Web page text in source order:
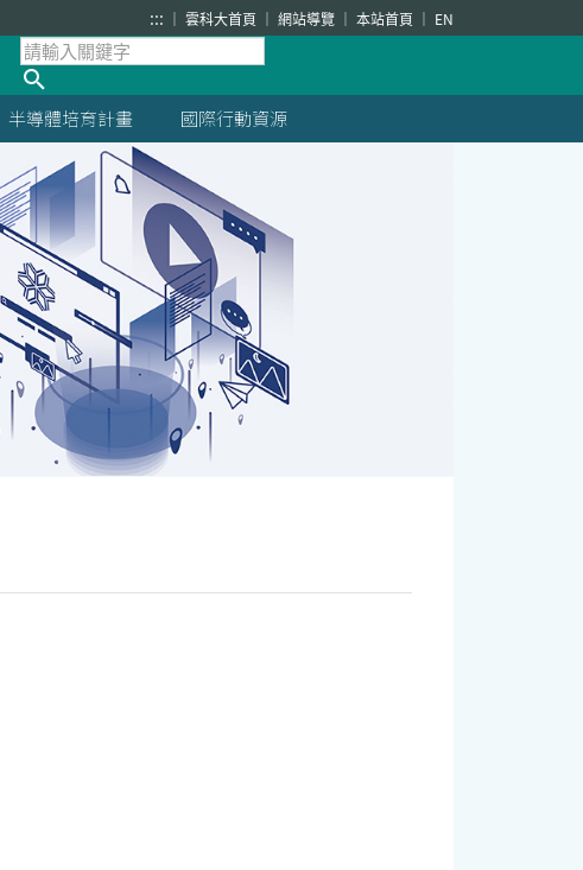
::: 雲科大首頁 網站導覽 本站首頁 EN
半導體培育計畫 國際行動資源